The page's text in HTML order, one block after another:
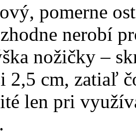
pomerne
nerobí
nožičky –
2,5 cm, zatiaľ
len pri